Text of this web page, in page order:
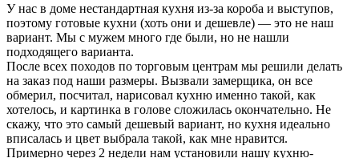
У нас в доме нестандартная кухня из-за короба и выступов,
поэтому готовые кухни (хоть они и дешевле) — это не наш
вариант. Мы с мужем много где были, но не нашли
подходящего варианта.
После всех походов по торговым центрам мы решили делать
на заказ под наши размеры. Вызвали замерщика, он все
обмерил, посчитал, нарисовал кухню именно такой, как
хотелось, и картинка в голове сложилась окончательно. Не
скажу, что это самый дешевый вариант, но кухня идеально
вписалась и цвет выбрала такой, как мне нравится.
Примерно через 2 недели нам установили нашу кухню-